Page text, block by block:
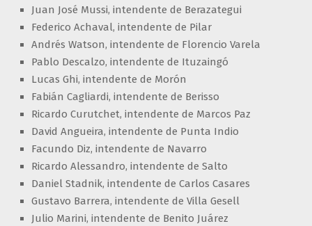
Juan José Mussi, intendente de Berazategui
Federico Achaval, intendente de Pilar
Andrés Watson, intendente de Florencio Varela
Pablo Descalzo, intendente de Ituzaingó
Lucas Ghi, intendente de Morón
Fabián Cagliardi, intendente de Berisso
Ricardo Curutchet, intendente de Marcos Paz
David Angueira, intendente de Punta Indio
Facundo Diz, intendente de Navarro
Ricardo Alessandro, intendente de Salto
Daniel Stadnik, intendente de Carlos Casares
Gustavo Barrera, intendente de Villa Gesell
Julio Marini, intendente de Benito Juárez